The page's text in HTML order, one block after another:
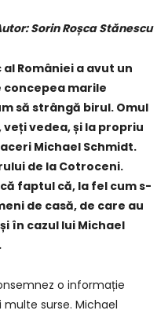
Sorin Roșca Stănescu
României a avut un
concepea marile
să strângă birul. Omul
veți vedea, și la propriu
Michael Schmidt.
de la Cotroceni.
faptul că, la fel cum s-
de casă, de care au
în cazul lui Michael
o informație
surse. Michael